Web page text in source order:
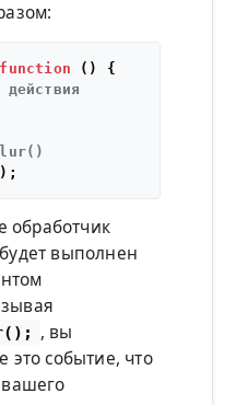
function ( ) {
обработчик
выполнен
, вы
это событие, что